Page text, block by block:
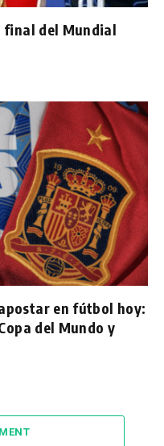
final del Mundial
en fútbol hoy:
del Mundo y